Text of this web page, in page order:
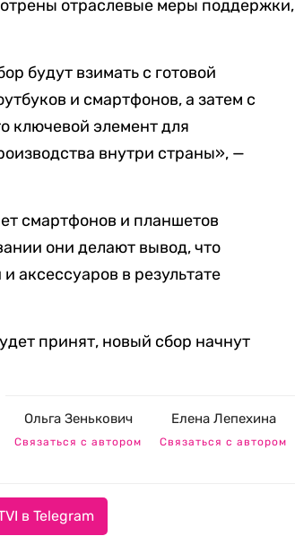
отраслевые меры поддержки,
будут взимать с готовой
и смартфонов, а затем с
ключевой элемент для
внутри страны», —
смартфонов и планшетов
они делают вывод, что
аксессуаров в результате
принят, новый сбор начнут
Ольга Зенькович
Связаться с автором
Елена Лепехина
Связаться с автором
в Telegram